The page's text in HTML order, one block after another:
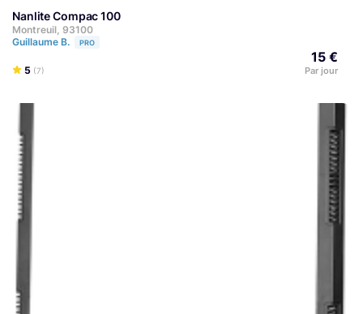
Nanlite Compac 100
Montreuil, 93100
Guillaume B.
PRO
5 (7)
15 €
Par jour